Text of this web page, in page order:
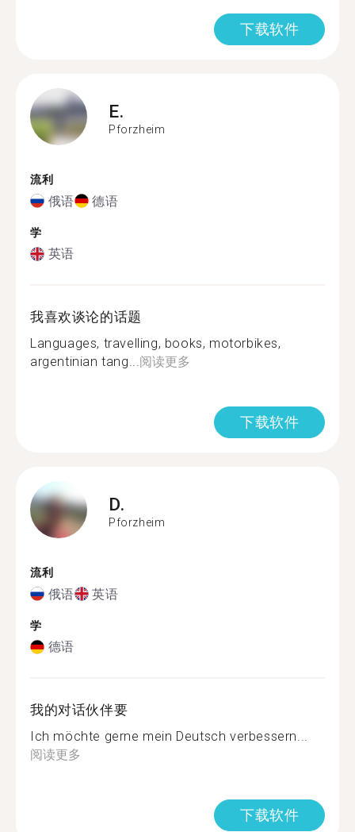
下载软件
E.
Pforzheim
流利
俄语 德语
学
英语
我喜欢谈论的话题
Languages, travelling, books, motorbikes,
argentinian tang...阅读更多
下载软件
D.
Pforzheim
流利
俄语 英语
学
德语
我的对话伙伴要
Ich möchte gerne mein Deutsch verbessern...
阅读更多
下载软件